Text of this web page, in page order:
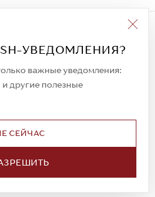
УВЕДОМЛЕНИЯ?
важные уведомления:
и другие полезные
СЕЙЧАС
новых акций и
Обмен и возврат
Каспи-Ред